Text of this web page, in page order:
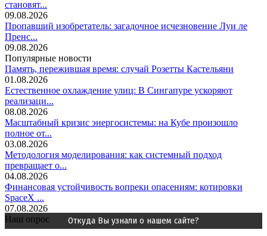
становят...
09.08.2026
Пропавший изобретатель: загадочное исчезновение Луи ле
Пренс...
09.08.2026
Популярные новости
Память, пережившая время: случай Розетты Кастельяни
01.08.2026
Естественное охлаждение улиц: В Сингапуре ускоряют
реализаци...
08.08.2026
Масштабный кризис энергосистемы: на Кубе произошло
полное от...
03.08.2026
Методология моделирования: как системный подход
превращает о...
04.08.2026
Финансовая устойчивость вопреки опасениям: котировки
SpaceX ...
07.08.2026
Наш опрос
Откуда Вы узнали о нашем сайте?